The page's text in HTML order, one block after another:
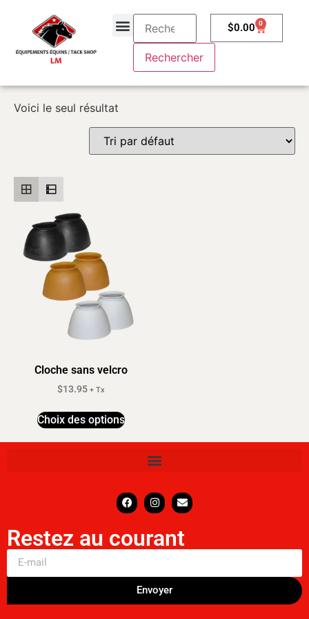
$0.00 0
Voici le seul résultat
Cloche sans velcro
$13.95 + Tx
Choix des options
Restez au courant
Envoyer